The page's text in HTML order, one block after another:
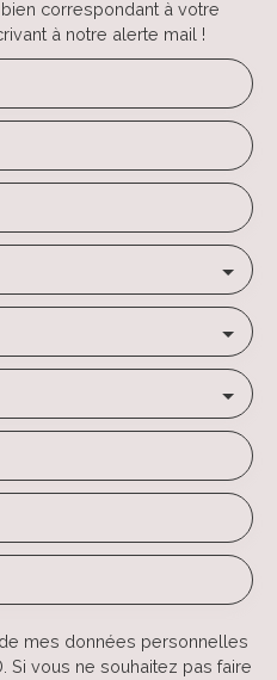
correspondant à votre
à notre alerte mail !
mes données personnelles
Si vous ne souhaitez pas faire